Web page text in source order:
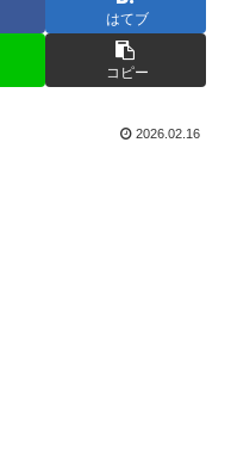
はてブ
コピー
2026.02.16